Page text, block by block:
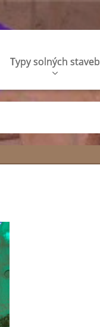
Typy solných staveb